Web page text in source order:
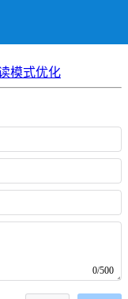
模式优化
0/500